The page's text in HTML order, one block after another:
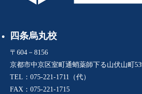
四条烏丸校
〒604－8156
京都市中京区室町通蛸薬師下る山伏山町
TEL：075-221-1711（代）
FAX：075-221-1715